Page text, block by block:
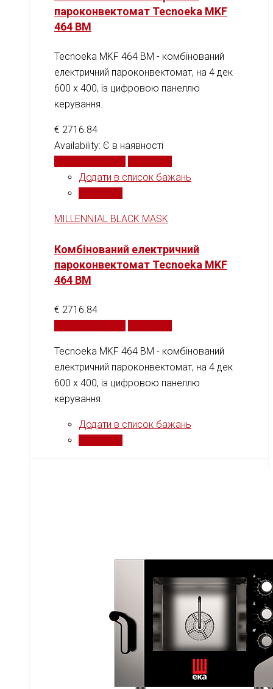
пароконвектомат Tecnoeka MKF
464 BM
Tecnoeka MKF 464 BM - комбінований
електричний пароконвектомат, на 4 дек
600 х 400, із цифровою панеллю
керування.
€ 2716.84
Availability: Є в наявності
Додати в список бажань
MILLENNIAL BLACK MASK
Комбінований електричний
пароконвектомат Tecnoeka MKF
464 BM
€ 2716.84
Tecnoeka MKF 464 BM - комбінований
електричний пароконвектомат, на 4 дек
600 х 400, із цифровою панеллю
керування.
Додати в список бажань